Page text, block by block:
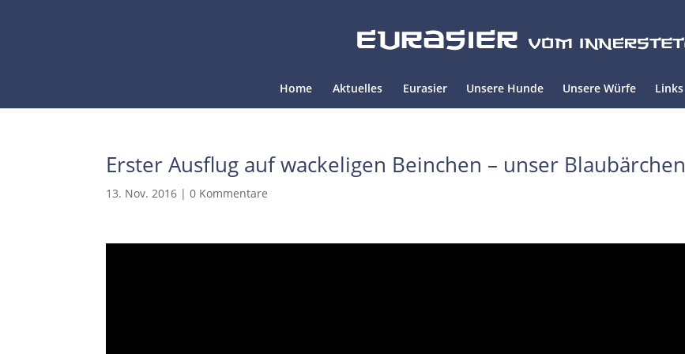
Home Aktuelles Eurasier Unsere Hunde Unsere Würfe Links
Erster Ausflug auf wackeligen Beinchen – unser Blaubärchen
13. Nov. 2016 |0 Kommentare